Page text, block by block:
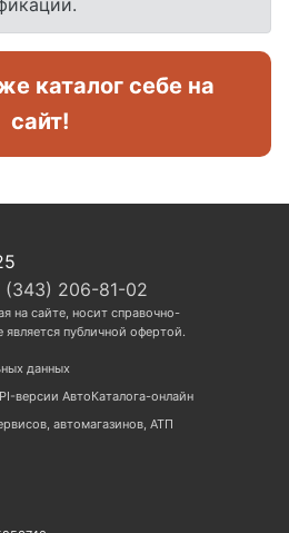
каталог себе на
сайт!
(343) 206-81-02
на сайте, носит справочно-
публичной офертой.
данных
версии АвтоКаталога-онлайн
автомагазинов, АТП